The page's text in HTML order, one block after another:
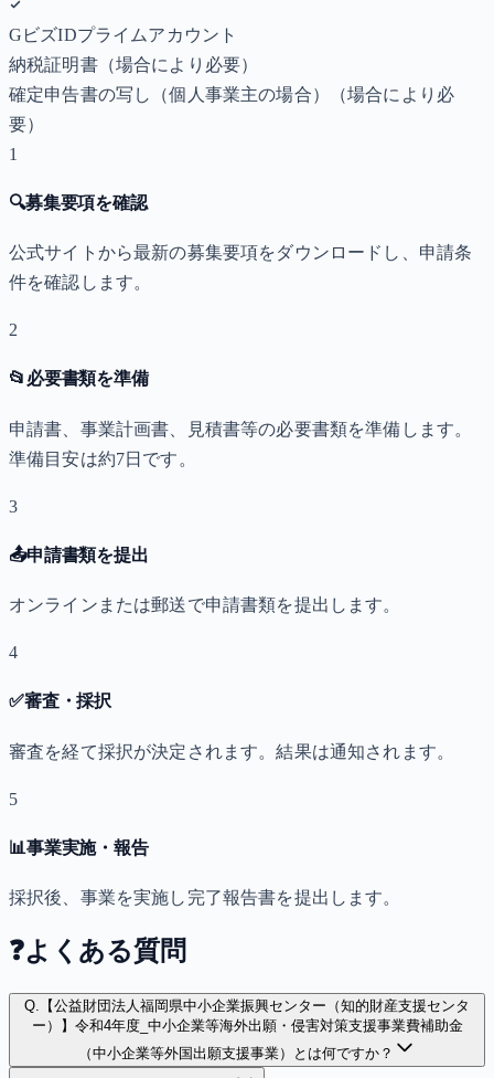
GビズIDプライムアカウント
納税証明書（場合により必要）
確定申告書の写し（個人事業主の場合）
（場合により必
要）
1
🔍募集要項を確認
公式サイトから最新の募集要項をダウンロードし、申請条
件を確認します。
2
📂 必要書類を準備
申請書、事業計画書、見積書等の必要書類を準備します。
準備目安は約7日です。
3
📤申請書類を提出
オンラインまたは郵送で申請書類を提出します。
4
✅審査・採択
審査を経て採択が決定されます。結果は通知されます。
5
📊事業実施・報告
採択後、事業を実施し完了報告書を提出します。
❓よくある質問
Q. 【公益財団法人福岡県中小企業振興センター（知的財産支援センタ
ー）】令和4年度_中小企業等海外出願・侵害対策支援事業費補助金
（中小企業等外国出願支援事業）とは何ですか？